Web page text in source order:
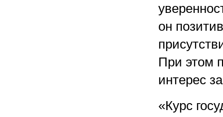
он
При этом
интерес
«Курс